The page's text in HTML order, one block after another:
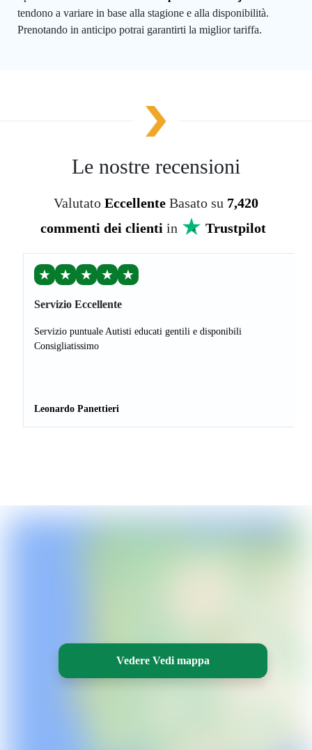
tendono a variare in base alla stagione e alla disponibilità.
Prenotando in anticipo potrai garantirti la miglior tariffa.
Le nostre recensioni
Valutato Eccellente Basato su 7,420
commenti dei clienti in Trustpilot
★ ★ ★ ★ ★
Servizio Eccellente
Servizio puntuale Autisti educati gentili e disponibili
Consigliatissimo
Leonardo Panettieri
Vedere Vedi mappa